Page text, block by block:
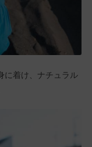
に着け、ナチュラル